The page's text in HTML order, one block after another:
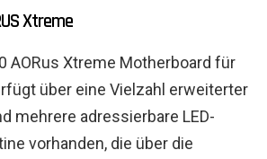
Xtreme
AORus Xtreme Motherboard für
über eine Vielzahl erweiterter
mehrere adressierbare LED-
vorhanden, die über die